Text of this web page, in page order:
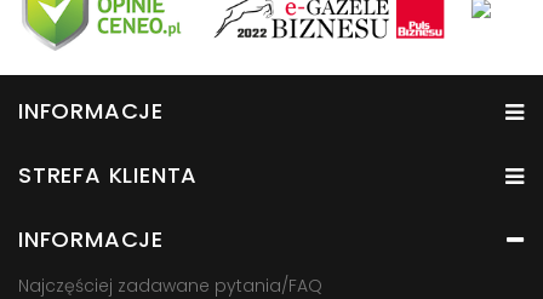
INFORMACJE
STREFA KLIENTA
INFORMACJE
Najczęściej zadawane pytania/FAQ